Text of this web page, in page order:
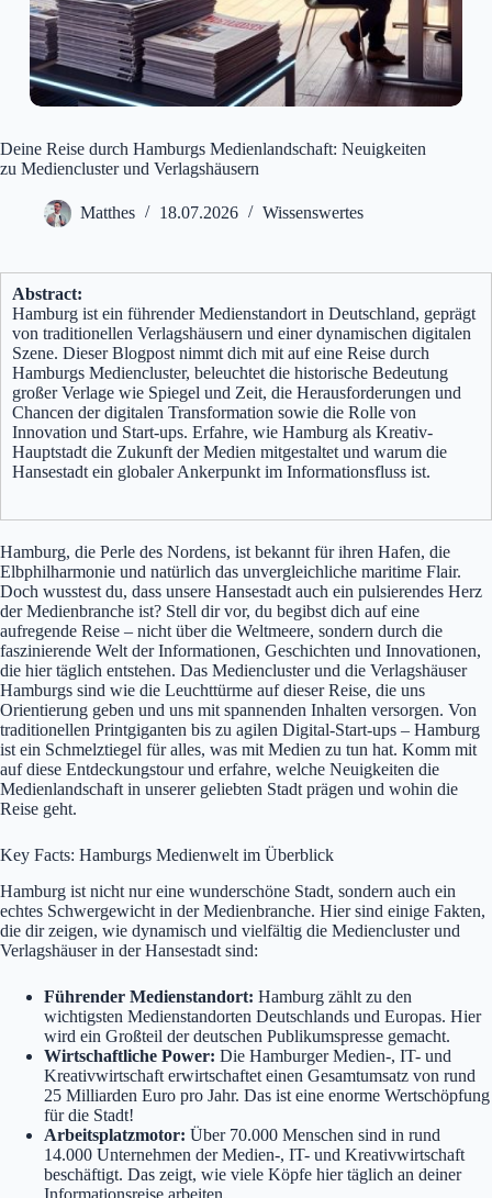
Deine Reise durch Hamburgs Medienlandschaft: Neuigkeiten
zu Mediencluster und Verlagshäusern
Matthes 18.07.2026 Wissenswertes
Abstract:
Hamburg ist ein führender Medienstandort in Deutschland, geprägt
von traditionellen Verlagshäusern und einer dynamischen digitalen
Szene. Dieser Blogpost nimmt dich mit auf eine Reise durch
Hamburgs Mediencluster, beleuchtet die historische Bedeutung
großer Verlage wie Spiegel und Zeit, die Herausforderungen und
Chancen der digitalen Transformation sowie die Rolle von
Innovation und Start-ups. Erfahre, wie Hamburg als Kreativ-
Hauptstadt die Zukunft der Medien mitgestaltet und warum die
Hansestadt ein globaler Ankerpunkt im Informationsfluss ist.
Hamburg, die Perle des Nordens, ist bekannt für ihren Hafen, die
Elbphilharmonie und natürlich das unvergleichliche maritime Flair.
Doch wusstest du, dass unsere Hansestadt auch ein pulsierendes Herz
der Medienbranche ist? Stell dir vor, du begibst dich auf eine
aufregende Reise – nicht über die Weltmeere, sondern durch die
faszinierende Welt der Informationen, Geschichten und Innovationen,
die hier täglich entstehen. Das Mediencluster und die Verlagshäuser
Hamburgs sind wie die Leuchttürme auf dieser Reise, die uns
Orientierung geben und uns mit spannenden Inhalten versorgen. Von
traditionellen Printgiganten bis zu agilen Digital-Start-ups – Hamburg
ist ein Schmelztiegel für alles, was mit Medien zu tun hat. Komm mit
auf diese Entdeckungstour und erfahre, welche Neuigkeiten die
Medienlandschaft in unserer geliebten Stadt prägen und wohin die
Reise geht.
Key Facts: Hamburgs Medienwelt im Überblick
Hamburg ist nicht nur eine wunderschöne Stadt, sondern auch ein
echtes Schwergewicht in der Medienbranche. Hier sind einige Fakten,
die dir zeigen, wie dynamisch und vielfältig die Mediencluster und
Verlagshäuser in der Hansestadt sind:
Führender Medienstandort: Hamburg zählt zu den
wichtigsten Medienstandorten Deutschlands und Europas. Hier
wird ein Großteil der deutschen Publikumspresse gemacht.
Wirtschaftliche Power: Die Hamburger Medien-, IT- und
Kreativwirtschaft erwirtschaftet einen Gesamtumsatz von rund
25 Milliarden Euro pro Jahr. Das ist eine enorme Wertschöpfung
für die Stadt!
Arbeitsplatzmotor: Über 70.000 Menschen sind in rund
14.000 Unternehmen der Medien-, IT- und Kreativwirtschaft
beschäftigt. Das zeigt, wie viele Köpfe hier täglich an deiner
Informationsreise arbeiten.